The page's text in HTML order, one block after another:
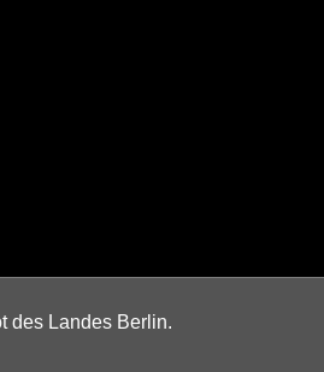
des Landes Berlin.